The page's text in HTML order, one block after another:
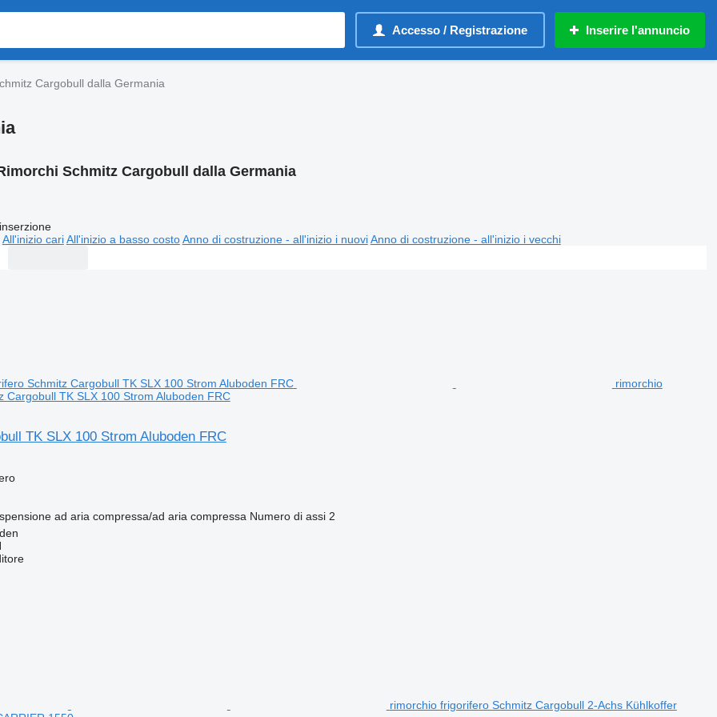
Accesso / Registrazione Inserire l'annuncio
Cargobull dalla Germania
Schmitz Cargobull dalla Germania
All'inizio cari All'inizio a basso costo Anno di costruzione - all'inizio i nuovi Anno di costruzione - all'inizio i vecchi
rimorchio
Cargobull TK SLX 100 Strom Aluboden FRC
TK SLX 100 Strom Aluboden FRC
ad aria compressa/ad aria compressa Numero di assi 2
rimorchio frigorifero Schmitz Cargobull 2-Achs Kühlkoffer